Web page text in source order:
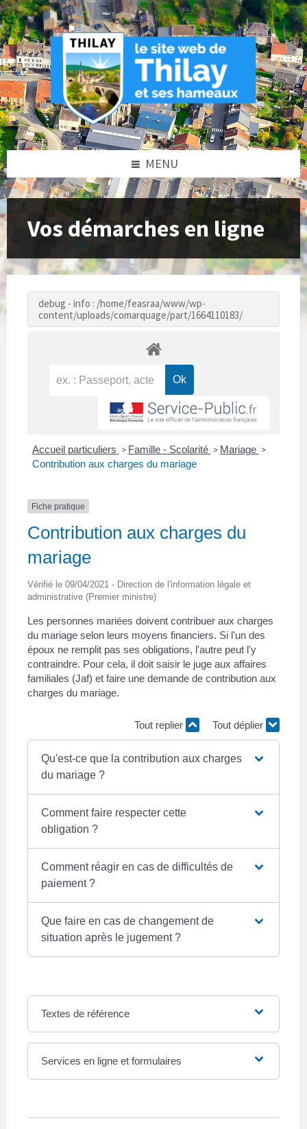
Skip
to
content
Skip
to
left
sidebar
Skip
to
footer
MENU
Vos démarches en ligne
debug - info : /home/feasraa/www/wp-
content/uploads/comarquage/part/1664110183/
Accueil particuliers > Famille - Scolarité > Mariage >
Contribution aux charges du mariage
Fiche pratique
Contribution aux charges du
mariage
Vérifié le 09/04/2021 - Direction de l'information légale et
administrative (Premier ministre)
Les personnes mariées doivent contribuer aux charges
du mariage selon leurs moyens financiers. Si l'un des
époux ne remplit pas ses obligations, l'autre peut l'y
contraindre. Pour cela, il doit saisir le juge aux affaires
familiales (Jaf) et faire une demande de contribution aux
charges du mariage.
Tout replier Tout déplier
Qu'est-ce que la contribution aux charges
du mariage ?
Comment faire respecter cette
obligation ?
Comment réagir en cas de difficultés de
paiement ?
Que faire en cas de changement de
situation après le jugement ?
Textes de référence
Services en ligne et formulaires